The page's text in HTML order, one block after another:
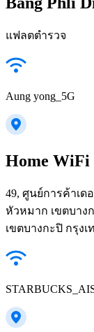
แฟลตตำรวจ
Aung yong_5G
Home WiFi
49, ศูนย์การค้าเ
หัวหมาก เขตบาง
เขตบางกะปิ กรุง